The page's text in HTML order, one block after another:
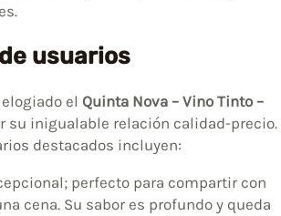
usuarios
el Quinta Nova – Vino Tinto –
su inigualable relación calidad-precio.
destacados incluyen:
perfecto para compartir con
cena. Su sabor es profundo y queda